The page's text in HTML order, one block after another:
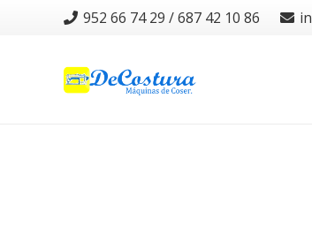
952 66 74 29 / 687 42 10 86